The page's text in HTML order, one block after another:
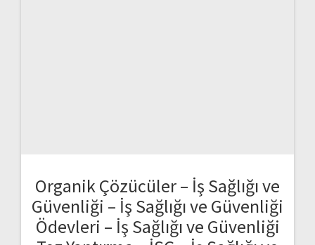
Kimyasallarla ilgili diğer terimleri ayırt etme
Aşağıdaki kelimeler, kimyasal tehlikeleri
anlamak ve kontrol etmek söz konusu
olduğunda önemli olan kullandığımız bazı